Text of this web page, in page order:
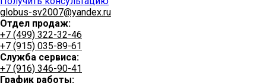
globus-sv2007@yandex.ru
Отдел продаж:
+7 (499) 322-32-46
+7 (915) 035-89-61
Служба сервиса:
+7 (916) 346-90-41
График работы: